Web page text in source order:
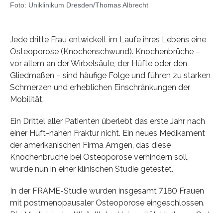
Foto: Uniklinikum Dresden/Thomas Albrecht
Jede dritte Frau entwickelt im Laufe ihres Lebens eine
Osteoporose (Knochenschwund). Knochenbrüche –
vor allem an der Wirbelsäule, der Hüfte oder den
Gliedmaßen – sind häufige Folge und führen zu starken
Schmerzen und erheblichen Einschränkungen der
Mobilität.
Ein Drittel aller Patienten überlebt das erste Jahr nach
einer Hüft-nahen Fraktur nicht. Ein neues Medikament
der amerikanischen Firma Amgen, das diese
Knochenbrüche bei Osteoporose verhindern soll,
wurde nun in einer klinischen Studie getestet.
In der FRAME-Studie wurden insgesamt 7.180 Frauen
mit postmenopausaler Osteoporose eingeschlossen.